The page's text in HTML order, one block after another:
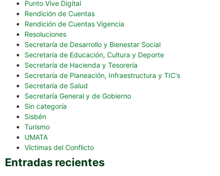
Punto Vive Digital
Rendición de Cuentas
Rendición de Cuentas Vigencia
Resoluciones
Secretaría de Desarrollo y Bienestar Social
Secretaría de Educación, Cultura y Deporte
Secretaría de Hacienda y Tesorería
Secretaría de Planeación, Infraestructura y TIC's
Secretaría de Salud
Secretaría General y de Gobierno
Sin categoría
Sisbén
Turismo
UMATA
Víctimas del Conflicto
Entradas recientes